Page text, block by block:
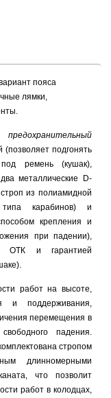
пояса
лямки,
предохранительный
подгонять
ремень (кушак),
металлические D-
из полиамидной
карабинов) и
крепления и
при падении),
ОТК и гарантией
работ на высоте,
и поддерживания,
перемещения в
падения.
стропом
длинномерными
что позволит
работ в колодцах,